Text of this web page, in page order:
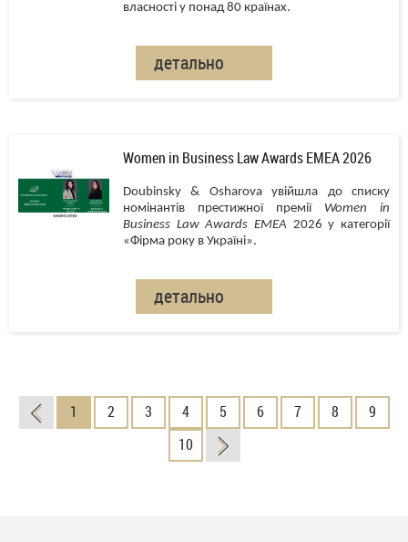
власності у понад 80 країнах.
детально
Women in Business Law Awards EMEA 2026
Doubinsky & Osharova увійшла до списку
номінантів престижної премії Women in
Business Law Awards EMEA 2026 у категорії
«Фірма року в Україні».
детально
1 2 3 4 5 6 7 8
9
10